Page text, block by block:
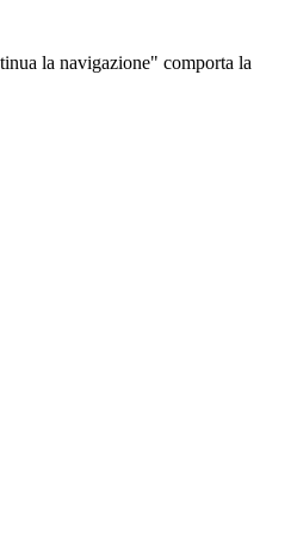
la navigazione" comporta la